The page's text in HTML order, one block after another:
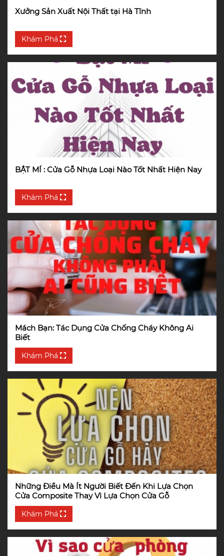
Xưởng Sản Xuất Nội Thất tại Hà Tĩnh
Khám Phá
BẬT MÍ : Cửa Gỗ Nhựa Loại Nào Tốt Nhất Hiện Nay
Khám Phá
Mách Bạn: Tác Dụng Cửa Chống Cháy Không Ai
Biết
Khám Phá
Những Điều Mà Ít Người Biết Đến Khi Lựa Chọn
Cửa Composite Thay Vì Lựa Chọn Cửa Gỗ
Khám Phá